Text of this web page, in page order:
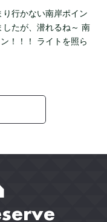
行かない南岸ポイン
したが、潜れるね～ 南
！！！ ライトを照ら